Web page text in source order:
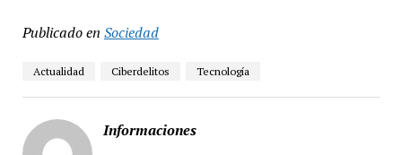
Publicado en Sociedad
Actualidad Ciberdelitos Tecnología
Informaciones